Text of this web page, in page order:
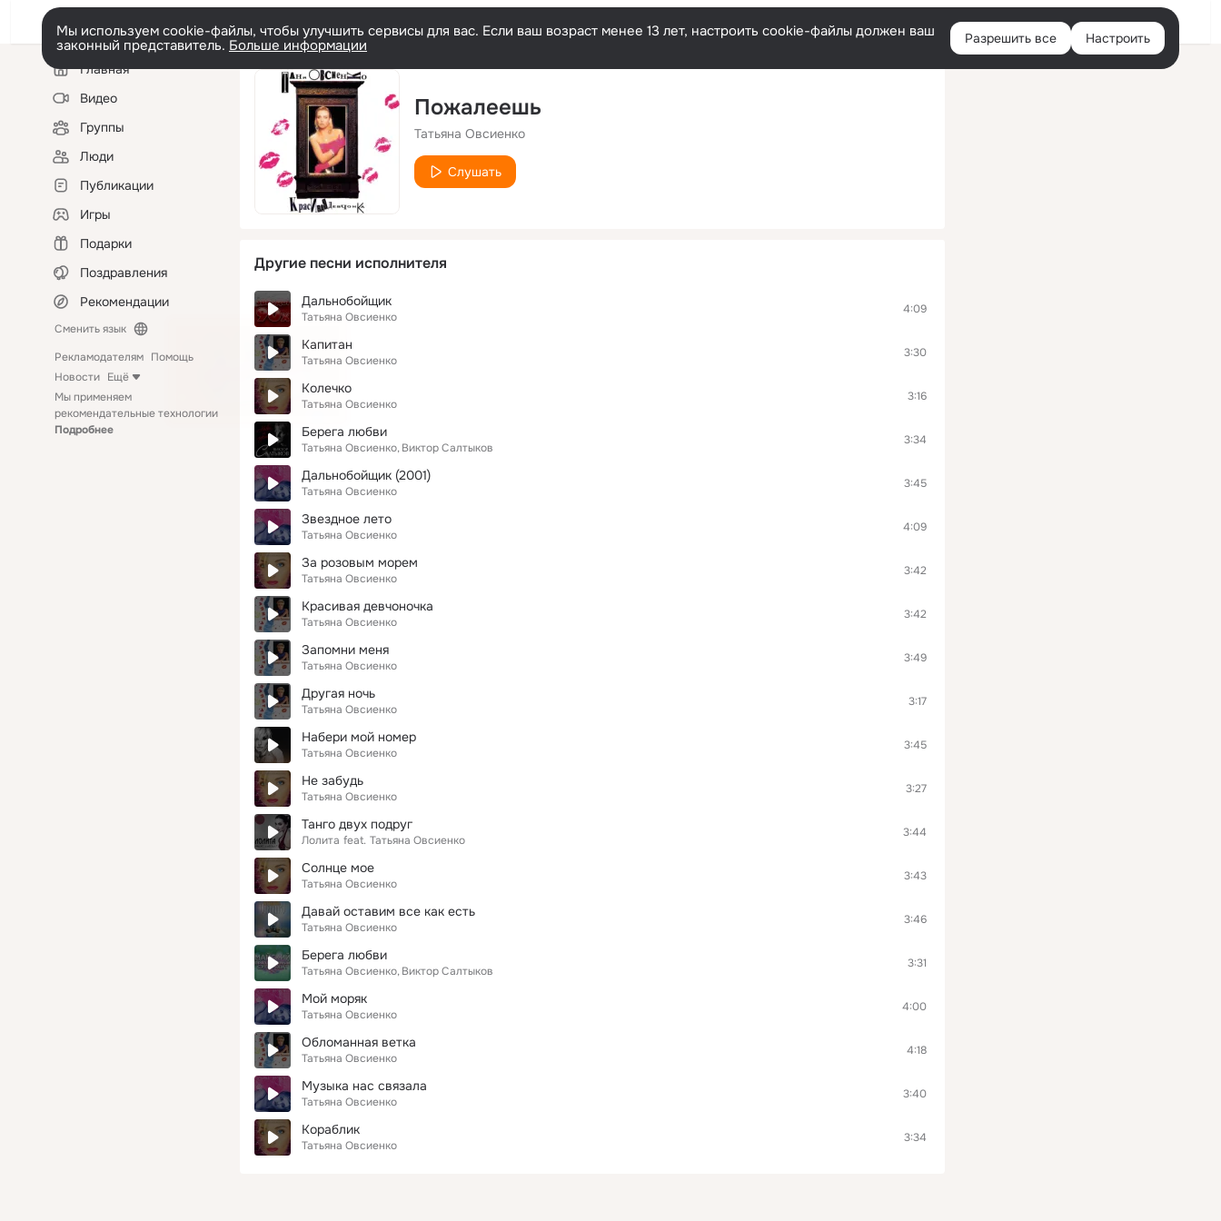
Войти
Мы используем cookie-файлы, чтобы улучшить сервисы для вас. Если ваш возраст менее 13 лет, настроить cookie-файлы должен ваш
законный представитель. Больше информации Разрешить все Настроить
Левая
колонкаГлавная
Видео
Группы
Люди
Публикации
Игры
Подарки
Поздравления
Рекомендации
Сменить язык
Рекламодателям Помощь
Новости Ещё
Мы применяем
рекомендательные технологии
Подробнее
Пожалеешь
Татьяна Овсиенко
Слушать
Другие песни исполнителя
Дальнобойщик
Татьяна Овсиенко
4:09
Капитан
Татьяна Овсиенко
3:30
Колечко
Татьяна Овсиенко
3:16
Берега любви
Татьяна Овсиенко Виктор Салтыков
3:34
Дальнобойщик (2001)
Татьяна Овсиенко
3:45
Звездное лето
Татьяна Овсиенко
4:09
За розовым морем
Татьяна Овсиенко
3:42
Красивая девчоночка
Татьяна Овсиенко
3:42
Запомни меня
Татьяна Овсиенко
3:49
Другая ночь
Татьяна Овсиенко
3:17
Набери мой номер
Татьяна Овсиенко
3:45
Не забудь
Татьяна Овсиенко
3:27
Танго двух подруг
Лолита feat. Татьяна Овсиенко
3:44
Солнце мое
Татьяна Овсиенко
3:43
Давай оставим все как есть
Татьяна Овсиенко
3:46
Берега любви
Татьяна Овсиенко Виктор Салтыков
3:31
Мой моряк
Татьяна Овсиенко
4:00
Обломанная ветка
Татьяна Овсиенко
4:18
Музыка нас связала
Татьяна Овсиенко
3:40
Кораблик
Татьяна Овсиенко
3:34